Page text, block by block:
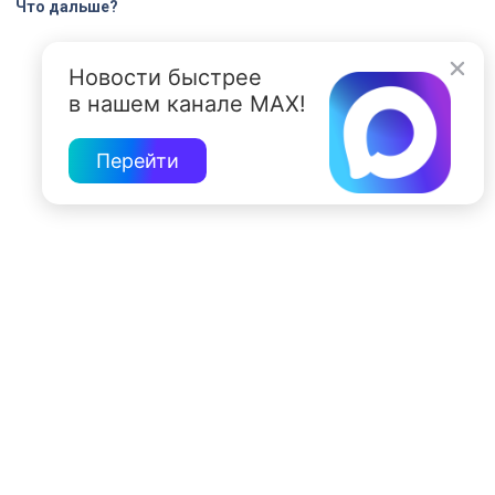
Что дальше?
Новости быстрее
в нашем канале MAX!
Перейти